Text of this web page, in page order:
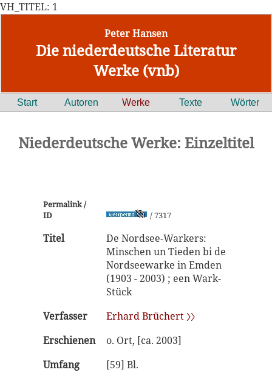
VH_TITEL: 1
Peter Hansen
Die niederdeutsche Literatur
Werke (vnb)
Start Autoren Werke Texte Wörter
Niederdeutsche Werke: Einzeltitel
Permalink /
ID
/ 7317
Titel
De Nordsee-Warkers:
Minschen un Tieden bi de
Nordseewarke in Emden
(1903 - 2003) ; een Wark-
Stück
Verfasser
Erhard Brüchert 〉〉
Erschienen
o. Ort, [ca. 2003]
Umfang
[59] Bl.